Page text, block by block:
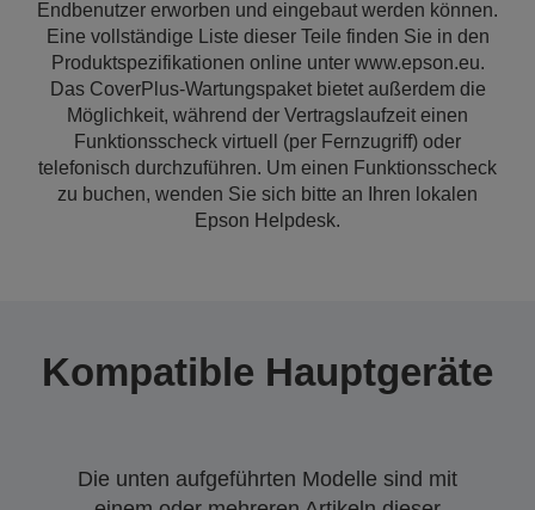
Endbenutzer erworben und eingebaut werden können.
Eine vollständige Liste dieser Teile finden Sie in den
Produktspezifikationen online unter www.epson.eu.
Das CoverPlus-Wartungspaket bietet außerdem die
Möglichkeit, während der Vertragslaufzeit einen
Funktionsscheck virtuell (per Fernzugriff) oder
telefonisch durchzuführen. Um einen Funktionsscheck
zu buchen, wenden Sie sich bitte an Ihren lokalen
Epson Helpdesk.
Kompatible Hauptgeräte
Die unten aufgeführten Modelle sind mit